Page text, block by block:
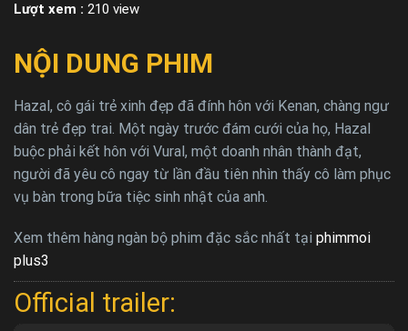
Lượt xem : 210 view
NỘI DUNG PHIM
Hazal, cô gái trẻ xinh đẹp đã đính hôn với Kenan, chàng ngư
dân trẻ đẹp trai. Một ngày trước đám cưới của họ, Hazal
buộc phải kết hôn với Vural, một doanh nhân thành đạt,
người đã yêu cô ngay từ lần đầu tiên nhìn thấy cô làm phục
vụ bàn trong bữa tiệc sinh nhật của anh.
Xem thêm hàng ngàn bộ phim đặc sắc nhất tại phimmoi
plus3
Official trailer: